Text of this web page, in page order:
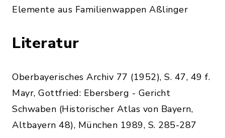
Elemente aus Familienwappen Aßlinger
Literatur
Oberbayerisches Archiv 77 (1952), S. 47, 49 f.
Mayr, Gottfried: Ebersberg - Gericht
Schwaben (Historischer Atlas von Bayern,
Altbayern 48), München 1989, S. 285-287